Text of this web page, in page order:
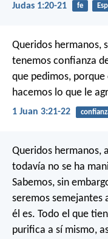
Judas 1:20-21 fe
Queridos hermanos,
tenemos confianza
que pedimos,
hacemos lo que le
1 Juan 3:21-22
Queridos hermanos,
todavía no se ha
Sabemos, sin
seremos semejantes
él es. Todo el que
purifica a sí mismo,